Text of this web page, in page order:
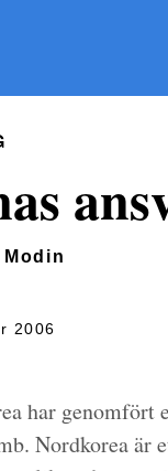
2006
har genomfört
Nordkorea är